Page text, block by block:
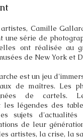
Camille
une série de
ont réalisée au
de New York et
est un jeu
de maîtres. Les
de cartels.
les légendes des
sujets d'actualités
de leur
artistes, la crise, la